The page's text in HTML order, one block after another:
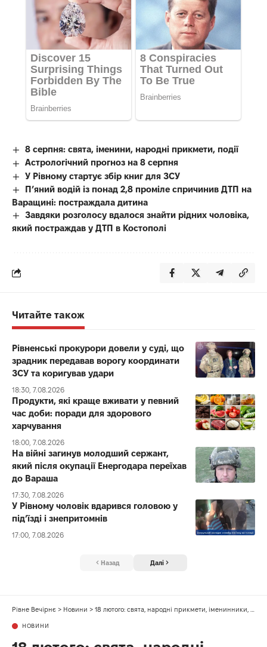
8 серпня: свята, іменини, народні прикмети, події
Астрологічний прогноз на 8 серпня
У Рівному стартує збір книг для ЗСУ
П’яний водій із понад 2,8 проміле спричинив ДТП на
Варащині: постраждала дитина
Завдяки розголосу вдалося знайти рідних чоловіка,
який постраждав у ДТП в Костополі
Читайте також
Рівненські прокурори довели у суді, що
зрадник передавав ворогу координати
ЗСУ та коригував удари
18:30, 7.08.2026
Продукти, які краще вживати у певний
час доби: поради для здорового
харчування
18:00, 7.08.2026
На війні загинув молодший сержант,
який після окупації Енергодара переїхав
до Вараша
17:30, 7.08.2026
У Рівному чоловік вдарився головою у
під’їзді і знепритомнів
17:00, 7.08.2026
Назад Далі
Рівне Вечірнє > Новини > 18 лютого: свята, народні прикмети, іменинники, події
НОВИНИ